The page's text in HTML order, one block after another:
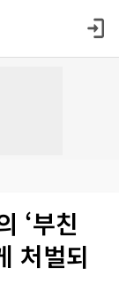
‘부친
처벌되